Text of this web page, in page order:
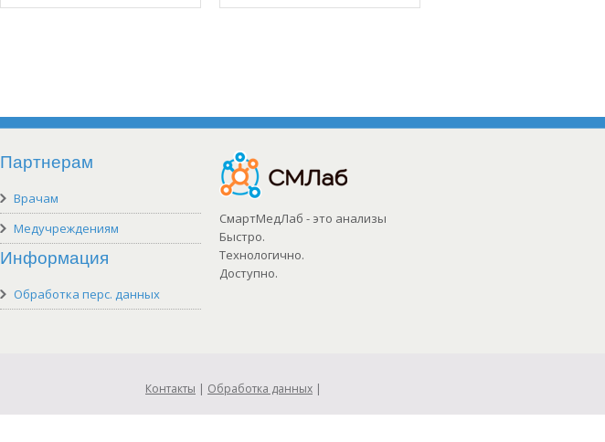
Партнерам
Врачам
Медучреждениям
Информация
Обработка перс. данных
СмартМедЛаб - это анализы
Быстро.
Технологично.
Доступно.
Контакты | Обработка данных |